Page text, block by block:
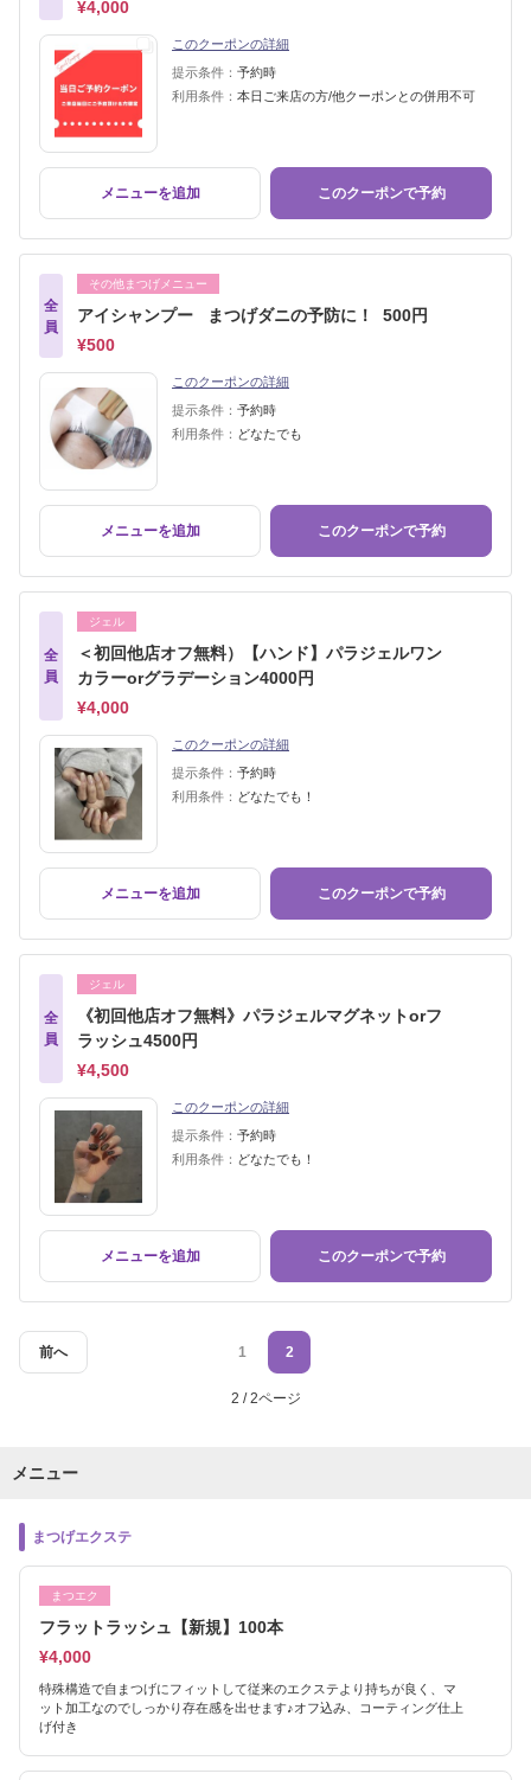
¥4,000
このクーポンの詳細
提示条件： 予約時
利用条件： 本日ご来店の方/他クーポンとの併用不可
メニューを追加 このクーポンで予約
全
員
その他まつげメニュー
アイシャンプー まつげダニの予防に！ 500円
¥500
このクーポンの詳細
提示条件： 予約時
利用条件： どなたでも
メニューを追加 このクーポンで予約
全
員
ジェル
＜初回他店オフ無料）【ハンド】パラジェルワン
カラーorグラデーション4000円
¥4,000
このクーポンの詳細
提示条件： 予約時
利用条件： どなたでも！
メニューを追加 このクーポンで予約
全
員
ジェル
《初回他店オフ無料》パラジェルマグネットorフ
ラッシュ4500円
¥4,500
このクーポンの詳細
提示条件： 予約時
利用条件： どなたでも！
メニューを追加 このクーポンで予約
前へ 1 2
2 / 2ページ
メニュー
まつげエクステ
まつエク
フラットラッシュ【新規】100本
¥4,000
特殊構造で自まつげにフィットして従来のエクステより持ちが良く、マ
ット加工なのでしっかり存在感を出せます♪オフ込み、コーティング仕上
げ付き